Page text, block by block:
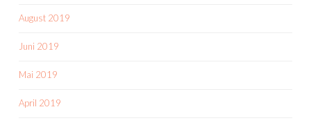
August 2019
Juni 2019
Mai 2019
April 2019